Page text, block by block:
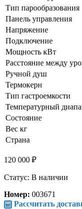
Тип парообразования
Панель управления
Напряжение
Подключение
Мощность кВт
Расстояние между
Ручной душ
Термокерн
Тип гастроемкости
Температурный
Состояние
Вес кг
Страна
120 000 ₽
Статус: В наличии
Номер: 003671
Рассчитать